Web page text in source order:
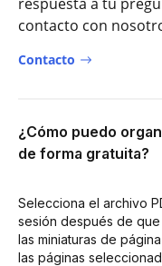
contacto con
Contacto
¿Cómo puedo
de forma gratuita?
Selecciona el archivo
sesión después de
las miniaturas de
las páginas